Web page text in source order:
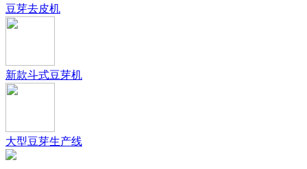
豆芽去皮机
新款斗式豆芽机
大型豆芽生产线